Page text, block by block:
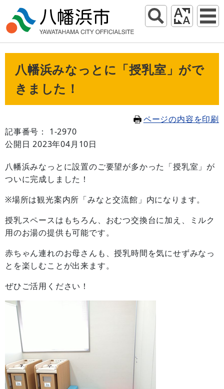
八幡浜みなっとに「授乳室」がで
きました！
ページの内容を印刷
記事番号： 1-2970
公開日 2023年04月10日
八幡浜みなっとに設置のご要望が多かった「授乳室」が
ついに完成しました！
※場所は観光案内所「みなと交流館」内になります。
授乳スペースはもちろん、おむつ交換台に加え、ミルク
用のお湯の提供も可能です。
赤ちゃん連れのお母さんも、授乳時間を気にせずみなっ
とを楽しむことが出来ます。
ぜひご活用ください！